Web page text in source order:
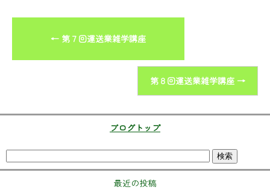
← 第７回運送業雑学講座
第８回運送業雑学講座 →
ブログトップ
最近の投稿